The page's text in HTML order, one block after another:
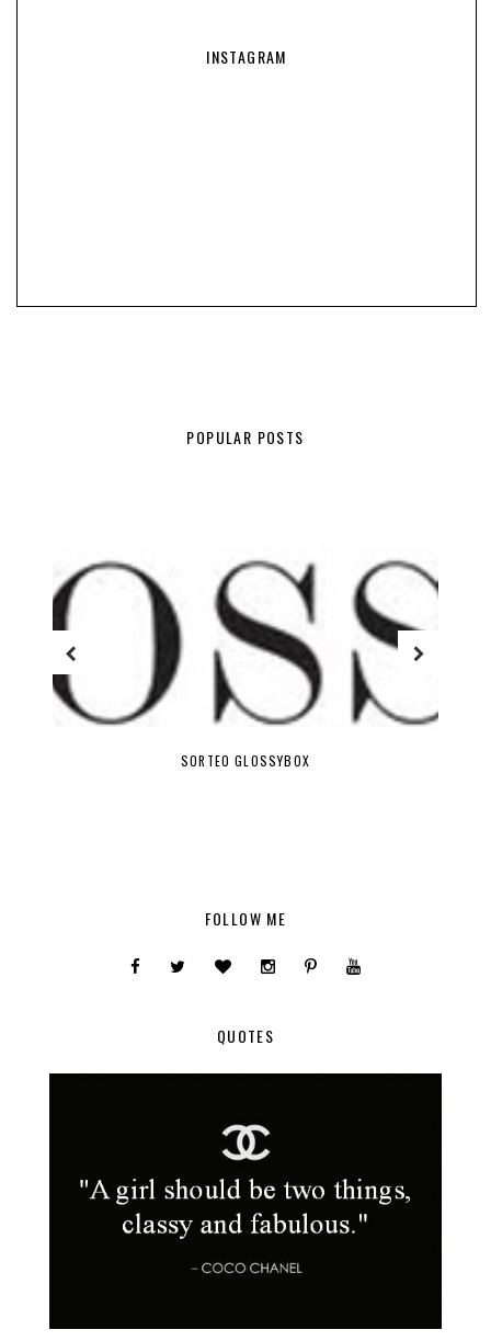
INSTAGRAM
POPULAR POSTS
SORTEO GLOSSYBOX
FOLLOW ME
QUOTES